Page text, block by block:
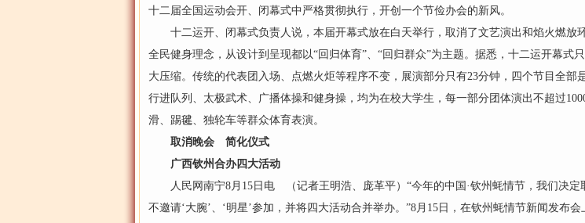
十二届全国运动会开、闭幕式中严格贯彻执行，开创一个节俭办会的新风。
十二运开、闭幕式负责人说，本届开幕式放在白天举行，取消了文艺演出和焰火燃放环
全民健身理念，从设计到呈现都以“回归体育”、“回归群众”为主题。据悉，十二运开幕式
大压缩。传统的代表团入场、点燃火炬等程序不变，展演部分只有23分钟，四个节目全部
行进队列、太极武术、广播体操和健身操，均为在校大学生，每一部分团体演出不超过
滑、踢毽、独轮车等群众体育表演。
取消晚会 简化仪式
广西钦州合办四大活动
人民网南宁8月15日电 （记者王明浩、庞革平）“今年的中国·钦州蚝情节，我们决定
不邀请‘大腕’、‘明星’参加，并将四大活动合并举办。”8月15日，在钦州蚝情节新闻发布